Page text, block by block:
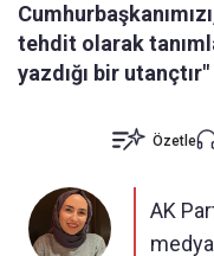
tehdit olarak
yazdığı bir
Özetle
AK